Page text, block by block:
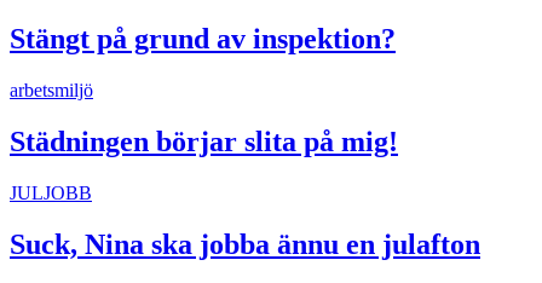
Stängt på grund av inspektion?
arbetsmiljö
Städningen börjar slita på mig!
JULJOBB
Suck, Nina ska jobba ännu en julafton